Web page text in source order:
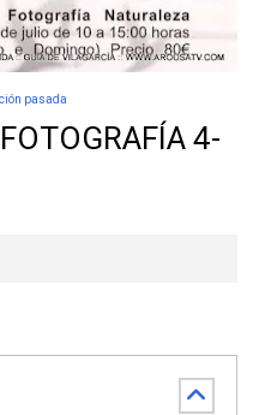
pasada
4-